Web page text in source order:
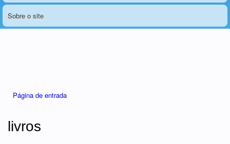
Sobre o site
Página de entrada
livros